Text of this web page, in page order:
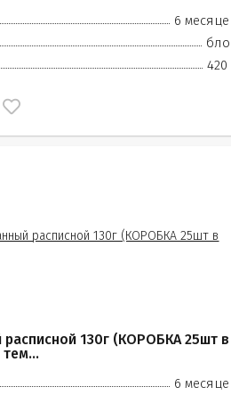
6
420
расписной 130г (КОРОБКА 25шт в
тем...
6